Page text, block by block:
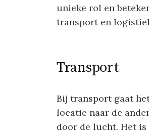
unieke rol en
transport en
Transport
Bij transport gaat
locatie naar de
door de lucht. Het